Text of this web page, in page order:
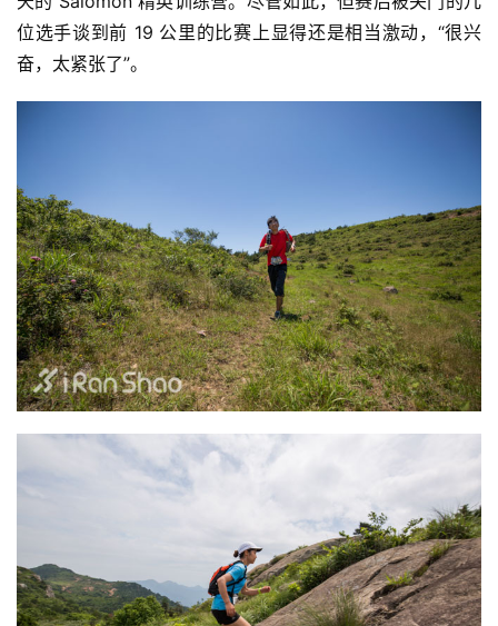
位选手谈到前 19 公里的比赛上显得还是相当激动，“很兴
奋，太紧张了”。